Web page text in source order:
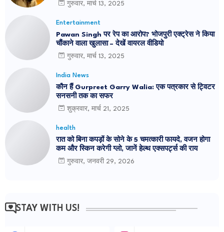
गुरुवार, मार्च 13, 2025
Entertainment
Pawan Singh पर रेप का आरोप? भोजपुरी एक्ट्रेस ने किया
चौंकाने वाला खुलासा – देखें वायरल वीडियो
गुरुवार, मार्च 13, 2025
India News
कौन हैं Gurpreet Garry Walia: एक पत्रकार से ट्विटर
सनसनी तक का सफर
शुक्रवार, मार्च 21, 2025
health
रात को बिना कपड़ों के सोने के 5 चमत्कारी फायदे, वजन होगा
कम और स्किन करेगी ग्लो, जानें हेल्थ एक्सपर्ट्स की राय
गुरुवार, जनवरी 29, 2026
STAY WITH US!